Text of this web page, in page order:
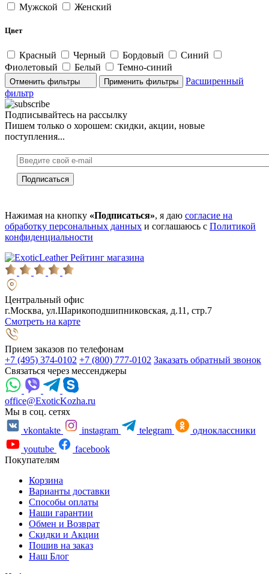
Мужской Женский
Цвет
Красный Черный Бордовый
Синий
Фиолетовый
Белый Темно-синий
Отменить фильтры
Расширенный
фильтр
Подписывайтесь на рассылку
Пишем только о хорошем: скидки, акции, новые
поступления...
Нажимая на кнопку «Подписаться», я даю согласие на
обработку персональных данных и соглашаюсь с Политикой
конфиденциальности
Рейтинг магазина
Центральный офис
г.Москва, ул.Шарикоподшипниковская, д.11, стр.7
Смотреть на карте
Прием заказов по телефонам
+7 (495) 374-0102 +7 (800) 777-0102 Заказать обратный звонок
Связаться через мессенджеры
office@ExoticKozha.ru
Мы в соц. сетях
vkontakte
instagram telegram
одноклассники
youtube
facebook
Покупателям
Корзина
Варианты доставки
Способы оплаты
Наши гарантии
Обмен и Возврат
Скидки и Акции
Пошив на заказ
Наш Блог